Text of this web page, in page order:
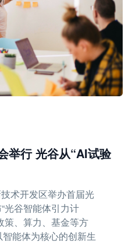
举行 光谷从“AI试验
术开发区举办首届光
光谷智能体引力计
策、算力、基金等方
能体为核心的创新生